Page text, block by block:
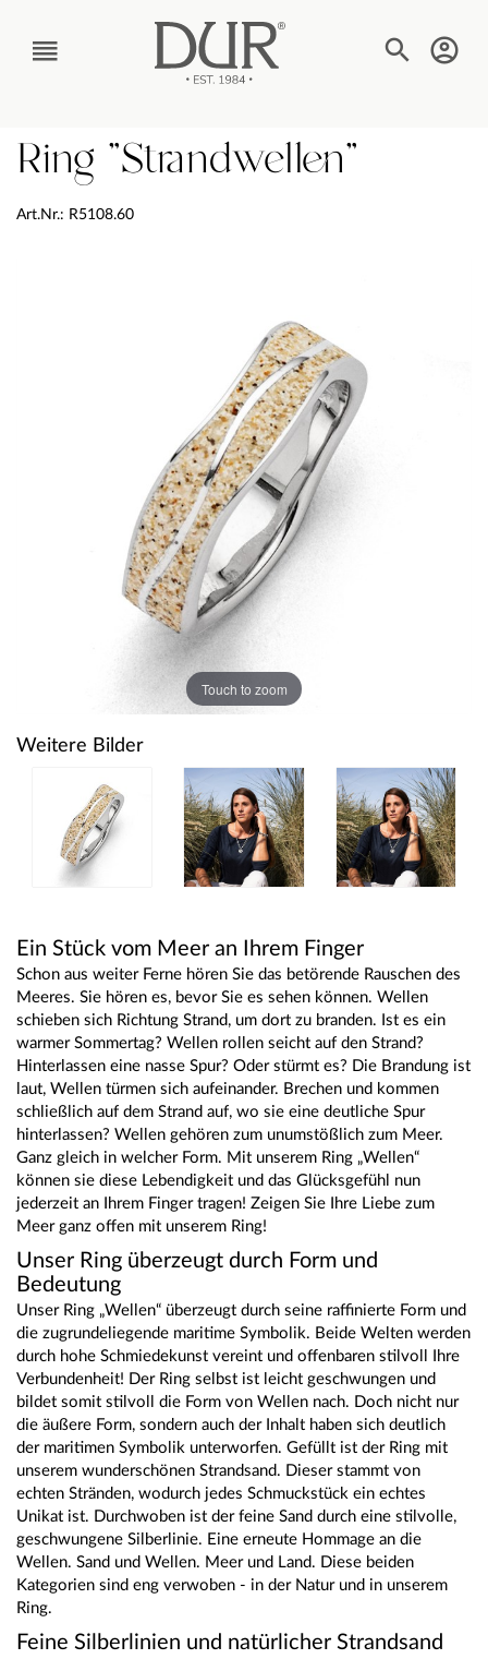
TEXT_BTN_MENU
Ring "Strandwellen"
Art.Nr.: R5108.60
Touch to zoom
Weitere Bilder
Ein Stück vom Meer an Ihrem Finger
Schon aus weiter Ferne hören Sie das betörende Rauschen des
Meeres. Sie hören es, bevor Sie es sehen können. Wellen
schieben sich Richtung Strand, um dort zu branden. Ist es ein
warmer Sommertag? Wellen rollen seicht auf den Strand?
Hinterlassen eine nasse Spur? Oder stürmt es? Die Brandung ist
laut, Wellen türmen sich aufeinander. Brechen und kommen
schließlich auf dem Strand auf, wo sie eine deutliche Spur
hinterlassen? Wellen gehören zum unumstößlich zum Meer.
Ganz gleich in welcher Form. Mit unserem Ring „Wellen“
können sie diese Lebendigkeit und das Glücksgefühl nun
jederzeit an Ihrem Finger tragen! Zeigen Sie Ihre Liebe zum
Meer ganz offen mit unserem Ring!
Unser Ring überzeugt durch Form und
Bedeutung
Unser Ring „Wellen“ überzeugt durch seine raffinierte Form und
die zugrundeliegende maritime Symbolik. Beide Welten werden
durch hohe Schmiedekunst vereint und offenbaren stilvoll Ihre
Verbundenheit! Der Ring selbst ist leicht geschwungen und
bildet somit stilvoll die Form von Wellen nach. Doch nicht nur
die äußere Form, sondern auch der Inhalt haben sich deutlich
der maritimen Symbolik unterworfen. Gefüllt ist der Ring mit
unserem wunderschönen Strandsand. Dieser stammt von
echten Stränden, wodurch jedes Schmuckstück ein echtes
Unikat ist. Durchwoben ist der feine Sand durch eine stilvolle,
geschwungene Silberlinie. Eine erneute Hommage an die
Wellen. Sand und Wellen. Meer und Land. Diese beiden
Kategorien sind eng verwoben - in der Natur und in unserem
Ring.
Feine Silberlinien und natürlicher Strandsand